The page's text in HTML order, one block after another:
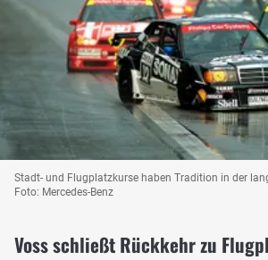
Stadt- und Flugplatzkurse haben Tradition in der
Foto: Mercedes-Benz
Voss schließt Rückkehr zu